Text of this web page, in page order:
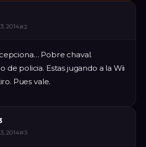
2014#2
Pobre chaval.
de policia. Estas jugando a la Wii
Pues vale.
2014#3